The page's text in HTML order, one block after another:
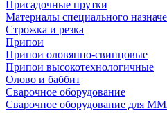
Присадочные прутки
Материалы специального
Строжка и резка
Припои
Припои оловянно-свинцовые
Припои высокотехнологичные
Олово и баббит
Сварочное оборудование
Сварочное оборудование для